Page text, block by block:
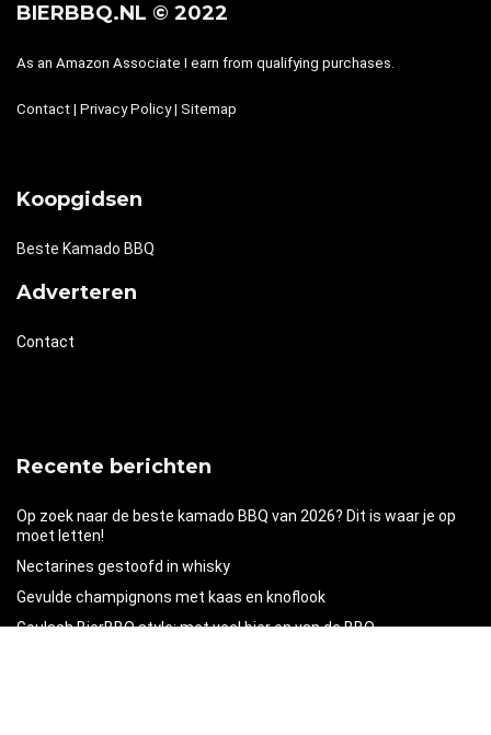
BIERBBQ.NL © 2022
As an Amazon Associate I earn from qualifying purchases.
Contact | Privacy Policy| Sitemap
Koopgidsen
Beste Kamado BBQ
Adverteren
Contact
Recente berichten
Op zoek naar de beste kamado BBQ van 2026? Dit is waar je op
moet letten!
Nectarines gestoofd in whisky
Gevulde champignons met kaas en knoflook
Goulash BierBBQ style: met veel bier en van de BBQ